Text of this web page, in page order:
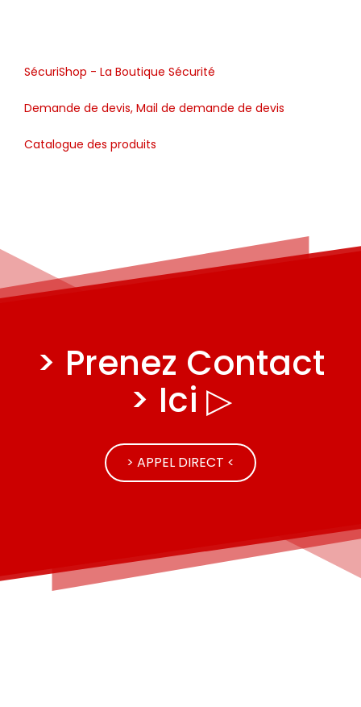
SécuriShop - La Boutique Sécurité
Demande de devis, Mail de demande de devis
Catalogue des produits
> Prenez Contact
> Ici ▷
> APPEL DIRECT <